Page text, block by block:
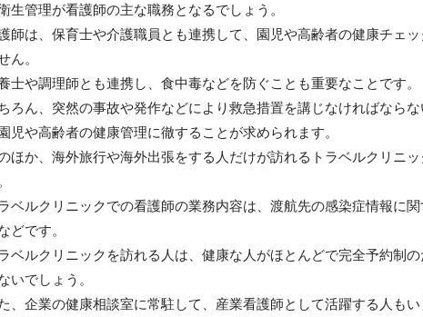
生管理が看護師の主な職務となるでしょう。
師は、保育士や介護職員とも連携して、園児や高齢者の健康チェ
ん。
士や調理師とも連携し、食中毒などを防ぐことも重要なことです。
ろん、突然の事故や発作などにより救急措置を講じなければなら
児や高齢者の健康管理に徹することが求められます。
ほか、海外旅行や海外出張をする人だけが訪れるトラベルクリニ
ベルクリニックでの看護師の業務内容は、渡航先の感染症情報に
どです。
ベルクリニックを訪れる人は、健康な人がほとんどで完全予約制
いでしょう。
、企業の健康相談室に常駐して、産業看護師として活躍する人もい